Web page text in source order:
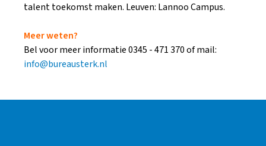
talent toekomst maken. Leuven: Lannoo Campus.
Meer weten?
Bel voor meer informatie 0345 - 471 370 of mail:
info@bureausterk.nl